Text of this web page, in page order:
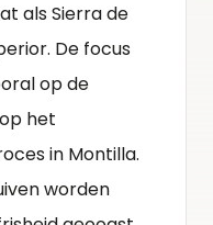
als Sierra de
De focus
op de
het
in Montilla.
worden